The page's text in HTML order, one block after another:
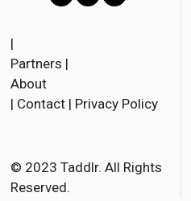
c
o
k
r
l
|
Partners |
About
| Contact | Privacy Policy
© 2023 Taddlr. All Rights
Reserved.